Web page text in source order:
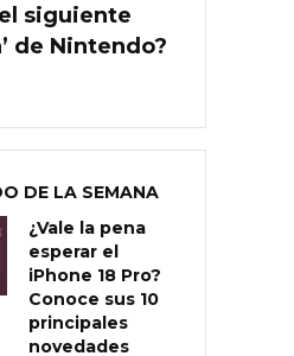
siguiente
de Nintendo?
DE LA SEMANA
¿Vale la pena
esperar el
iPhone 18 Pro?
Conoce sus 10
principales
novedades